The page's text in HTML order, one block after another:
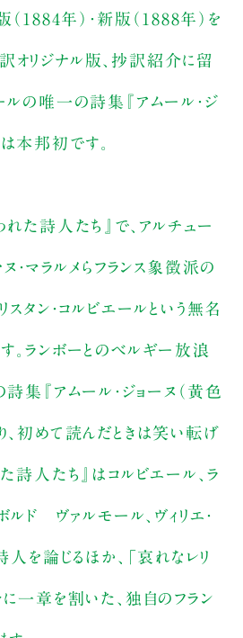
（1884年）・新版（1888年）を
リジナル版、抄訳紹介に留
ルの唯一の詩集『アムール・ジ
本邦初です。
れた詩人たち』で、アルチュー
ヌ・マラルメらフランス象徴派の
スタン・コルビエールという無名
。ランボーとのベルギー放浪
集『アムール・ジョーヌ（黄色
、初めて読んだときは笑い転げ
詩人たち』はコルビエール、ラ
ルド゠ヴァルモール、ヴィリエ・
人を論じるほか、「哀れなレリ
に一章を割いた、独自のフラン